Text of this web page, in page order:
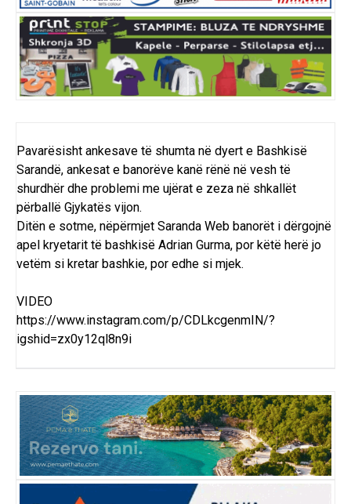
Pavarësisht ankesave të shumta në dyert e Bashkisë
Sarandë, ankesat e banorëve kanë rënë në vesh të
shurdhër dhe problemi me ujërat e zeza në shkallët
përballë Gjykatës vijon.
Ditën e sotme, nëpërmjet Saranda Web banorët i dërgojnë
apel kryetarit të bashkisë Adrian Gurma, por këtë herë jo
vetëm si kretar bashkie, por edhe si mjek.
VIDEO
https://www.instagram.com/p/CDLkcgenmIN/?
igshid=zx0y12ql8n9i